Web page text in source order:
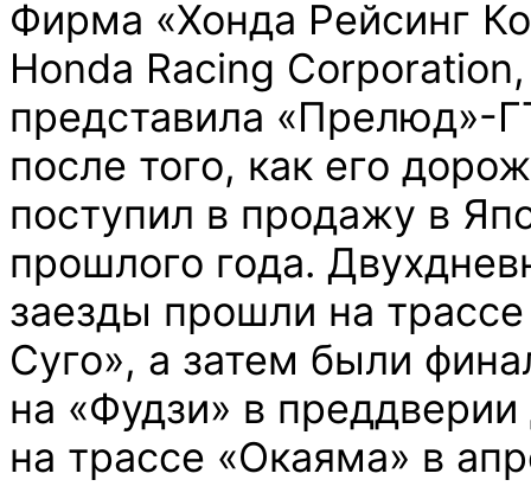
Фирма «Хонда Рейсинг
Honda Racing
представила «Прелюд»-
после того, как его
поступил в продажу в
прошлого года.
заезды прошли на
Суго», а затем были
на «Фудзи» в
на трассе «Окаяма» в